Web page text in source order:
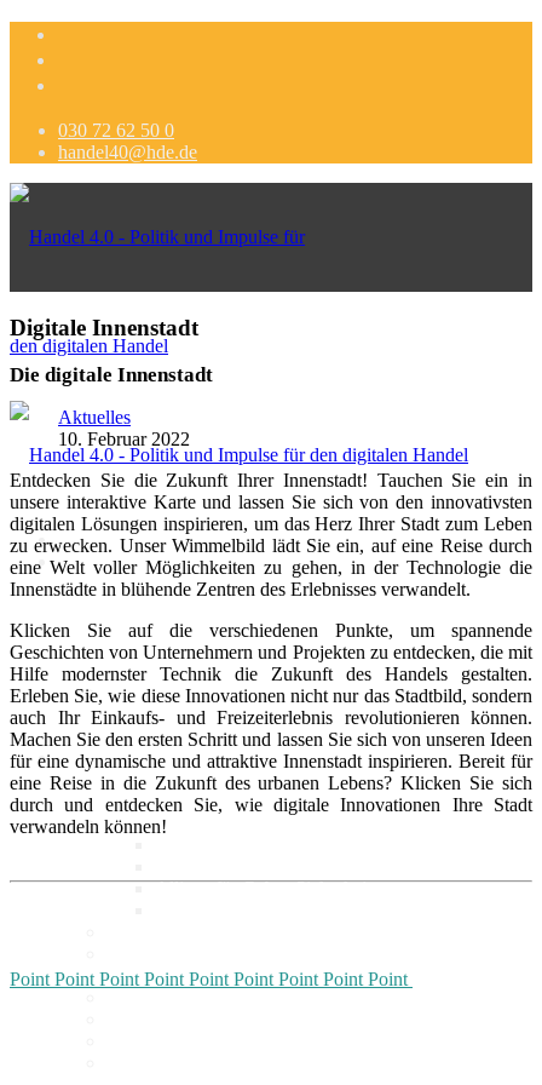
030 72 62 50 0
handel40@hde.de
Politik
Marktdaten
Digitales 1x1
IT-Sicherheit
Allianz für Cyber-Sicherheit
Sale
Digitale Innenstadt
Die digitale Innenstadt
Aktuelles
10. Februar 2022
Entdecken Sie die Zukunft Ihrer Innenstadt! Tauchen Sie ein in
unsere interaktive Karte und lassen Sie sich von den innovativsten
digitalen Lösungen inspirieren, um das Herz Ihrer Stadt zum Leben
zu erwecken. Unser Wimmelbild lädt Sie ein, auf eine Reise durch
eine Welt voller Möglichkeiten zu gehen, in der Technologie die
Innenstädte in blühende Zentren des Erlebnisses verwandelt.
Klicken Sie auf die verschiedenen Punkte, um spannende
Geschichten von Unternehmern und Projekten zu entdecken, die mit
Hilfe modernster Technik die Zukunft des Handels gestalten.
Erleben Sie, wie diese Innovationen nicht nur das Stadtbild, sondern
auch Ihr Einkaufs- und Freizeiterlebnis revolutionieren können.
Machen Sie den ersten Schritt und lassen Sie sich von unseren Ideen
für eine dynamische und attraktive Innenstadt inspirieren. Bereit für
eine Reise in die Zukunft des urbanen Lebens? Klicken Sie sich
durch und entdecken Sie, wie digitale Innovationen Ihre Stadt
verwandeln können!
Point Point Point Point Point Point Point Point Point